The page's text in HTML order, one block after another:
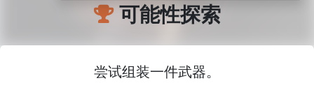
可能性探索
尝试组装一件武器。